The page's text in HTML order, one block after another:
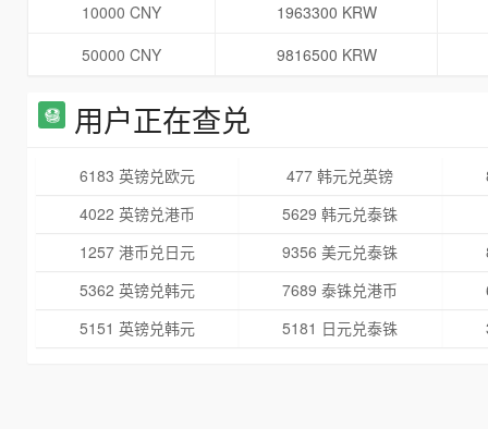
10000 CNY
1963300 KRW
50000 CNY
9816500 KRW
用户正在查兑
6183 英镑兑欧元 477 韩元兑英镑
4022 英镑兑港币
5629 韩元兑泰铢
1257 港币兑日元
9356 美元兑泰铢
5362 英镑兑韩元
7689 泰铢兑港币
5151 英镑兑韩元
5181 日元兑泰铢